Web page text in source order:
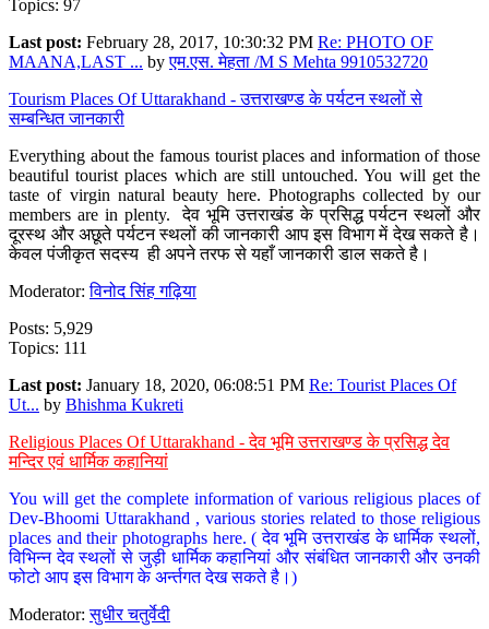
Topics: 97
Last post: February 28, 2017, 10:30:32 PM Re: PHOTO OF
MAANA,LAST ... byएम.एस. मेहता /M S Mehta 9910532720
Tourism Places Of Uttarakhand - उत्तराखण्ड के पर्यटन स्थलों से
सम्बन्धित जानकारी
Everything about the famous tourist places and information of those
beautiful tourist places which are still untouched. You will get the
taste of virgin natural beauty here. Photographs collected by our
members are in plenty. देव भूमि उत्तराखंड के प्रसिद्ध पर्यटन स्थलों और
दूरस्थ और अछूते पर्यटन स्थलों की जानकारी आप इस विभाग में देख सकते है।
केवल पंजीकृत सदस्य ही अपने तरफ से यहाँ जानकारी डाल सकते है।
Moderator:विनोद सिंह गढ़िया
Posts: 5,929
Topics: 111
Last post: January 18, 2020, 06:08:51 PM Re: Tourist Places Of
Ut... by Bhishma Kukreti
Religious Places Of Uttarakhand - देव भूमि उत्तराखण्ड के प्रसिद्ध देव
मन्दिर एवं धार्मिक कहानियां
You will get the complete information of various religious places of
Dev-Bhoomi Uttarakhand , various stories related to those religious
places and their photographs here. ( देव भूमि उत्तराखंड के धार्मिक स्थलों,
विभिन्न देव स्थलों से जुड़ी धार्मिक कहानियां और संबंधित जानकारी और उनकी
फोटो आप इस विभाग के अर्न्तगत देख सकते है।)
Moderator:सुधीर चतुर्वेदी